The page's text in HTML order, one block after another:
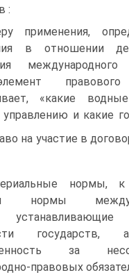
:
применения,
в отношении
международного
«какие
и какие
на участие в
нормы,
нормы
за
правовых